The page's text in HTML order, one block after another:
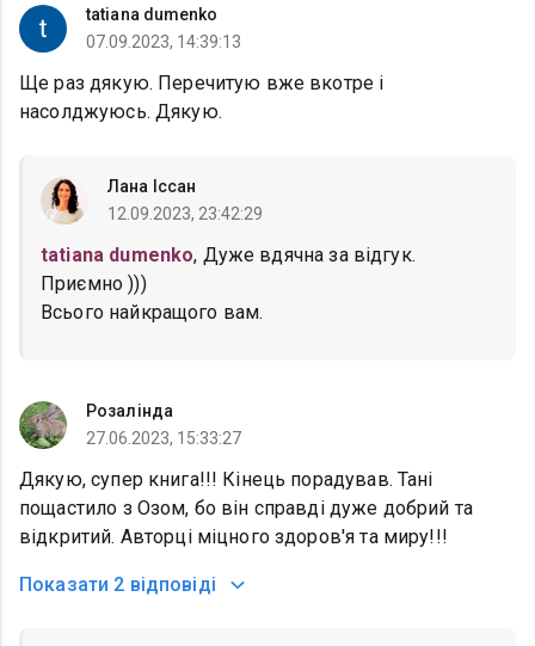
tatiana dumenko
07.09.2023, 14:39:13
Ще раз дякую. Перечитую вже вкотре і
насолджуюсь. Дякую.
Лана Іссан
12.09.2023, 23:42:29
tatiana dumenko, Дуже вдячна за відгук.
Приємно )))
Всього найкращого вам.
Розалінда
27.06.2023, 15:33:27
Дякую, супер книга!!! Кінець порадував. Тані
пощастило з Озом, бо він справді дуже добрий та
відкритий. Авторці міцного здоров'я та миру!!!
Показати 2 відповіді